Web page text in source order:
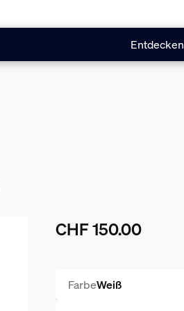
Entdecken
CHF 150.00
FarbeWeiß